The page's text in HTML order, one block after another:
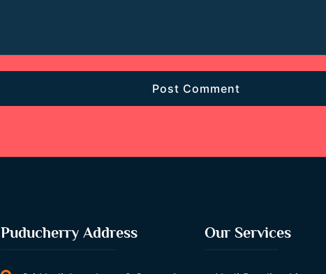
Puducherry Address Our Services